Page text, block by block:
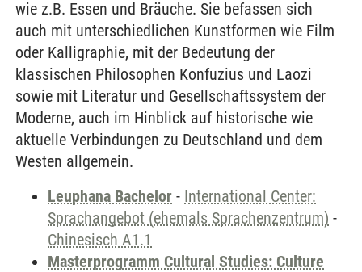
wie z.B. Essen und Bräuche. Sie befassen sich
auch mit unterschiedlichen Kunstformen wie Film
oder Kalligraphie, mit der Bedeutung der
klassischen Philosophen Konfuzius und Laozi
sowie mit Literatur und Gesellschaftssystem der
Moderne, auch im Hinblick auf historische wie
aktuelle Verbindungen zu Deutschland und dem
Westen allgemein.
Leuphana Bachelor - International Center:
Sprachangebot (ehemals Sprachenzentrum) -
Chinesisch A1.1
Masterprogramm Cultural Studies: Culture